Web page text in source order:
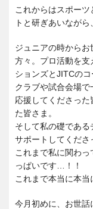
これからはスポー
トと研ぎあいなが
ジュニアの時から
方々。プロ活動を
ションズとJITCのコ
クラブや試合会場
応援してくださっ
た皆さま。
そして私の礎である
サポートしてくださ
これまで私に関わ
っぱいです…！！
これまで本当に本当
今月初めに、お世話